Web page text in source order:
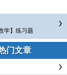
学】练习题
门文章